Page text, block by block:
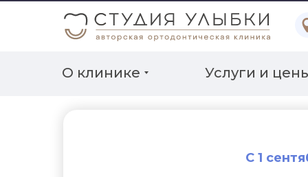
О клинике Услуги и
С 1